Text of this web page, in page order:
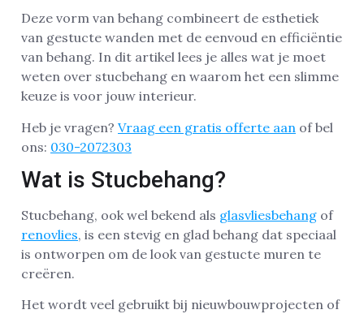
Deze vorm van behang combineert de esthetiek
van gestucte wanden met de eenvoud en efficiëntie
van behang. In dit artikel lees je alles wat je moet
weten over stucbehang en waarom het een slimme
keuze is voor jouw interieur.
Heb je vragen? Vraag een gratis offerte aan of bel
ons: 030-2072303
Wat is Stucbehang?
Stucbehang, ook wel bekend als glasvliesbehang of
renovlies, is een stevig en glad behang dat speciaal
is ontworpen om de look van gestucte muren te
creëren.
Het wordt veel gebruikt bij nieuwbouwprojecten of